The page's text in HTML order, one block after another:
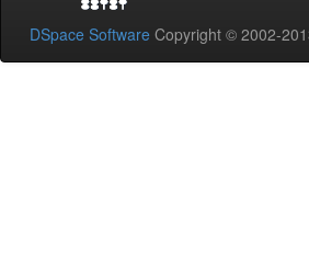
DSpace Software Copyright © 2002-